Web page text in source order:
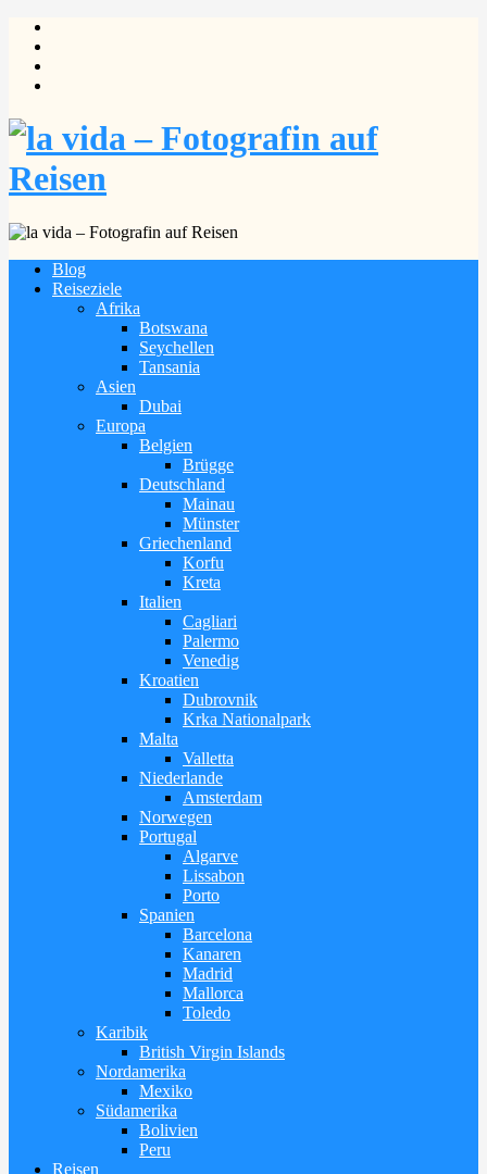
Blog
Reiseziele
Afrika
Botswana
Seychellen
Tansania
Asien
Dubai
Europa
Belgien
Brügge
Deutschland
Mainau
Münster
Griechenland
Korfu
Kreta
Italien
Cagliari
Palermo
Venedig
Kroatien
Dubrovnik
Krka Nationalpark
Malta
Valletta
Niederlande
Amsterdam
Norwegen
Portugal
Algarve
Lissabon
Porto
Spanien
Barcelona
Kanaren
Madrid
Mallorca
Toledo
Karibik
British Virgin Islands
Nordamerika
Mexiko
Südamerika
Bolivien
Peru
Reisen